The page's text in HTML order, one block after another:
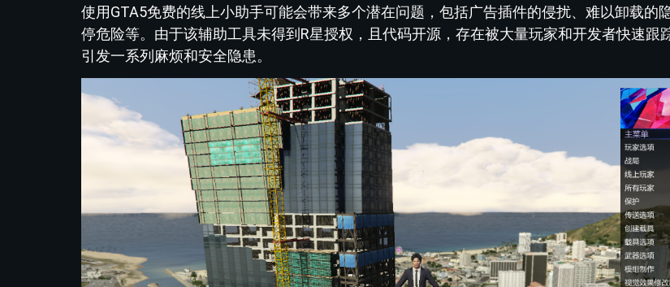
使用GTA5免费的线上小助手可能会带来多个潜在问题，包括广告插件的侵扰、难以卸载的
停危险等。由于该辅助工具未得到R星授权，且代码开源，存在被大量玩家和开发者快速跟
引发一系列麻烦和安全隐患。